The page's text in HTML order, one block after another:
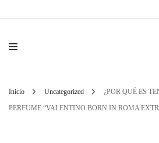
Inicio Uncategorized
¿POR QUÉ ES
PERFUME “VALENTINO BORN IN ROMA